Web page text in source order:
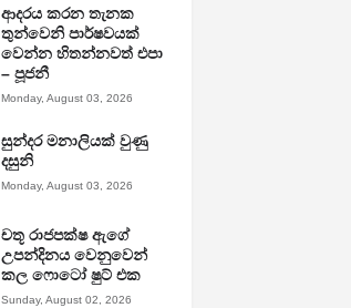
ආදරය කරන තැනක
තුන්වෙනි පාර්ෂවයක්
වෙන්න හිතන්නවත් එපා
– පූජනී
Monday, August 03, 2026
සුන්දර මනාලියක් වුණු
දසුනි
Monday, August 03, 2026
චතූ රාජපක්ෂ ඇගේ
උපන්දිනය වෙනුවෙන්
කල ෆොටෝ ෂුට් එක
Sunday, August 02, 2026